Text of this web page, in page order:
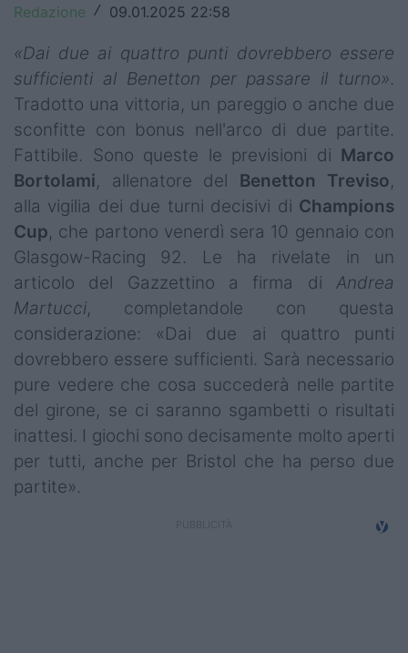
Rugby World Cup
Super Rugby
Rugby in TV
Mercato
Serie A Elite
Campionati
Serie A
Serie B
Serie C
Femminile
Giovanili
Redazione / 09.01.2025 22:58
«Dai due ai quattro punti dovrebbero essere
sufficienti al Benetton per passare il turno».
Tradotto una vittoria, un pareggio o anche due
sconfitte con bonus nell'arco di due partite.
Fattibile. Sono queste le previsioni di Marco
Bortolami, allenatore del Benetton Treviso,
alla vigilia dei due turni decisivi di Champions
Cup, che partono venerdì sera 10 gennaio con
Glasgow-Racing 92. Le ha rivelate in un
articolo del Gazzettino a firma di Andrea
Martucci, completandole con questa
considerazione: «Dai due ai quattro punti
dovrebbero essere sufficienti. Sarà necessario
pure vedere che cosa succederà nelle partite
del girone, se ci saranno sgambetti o risultati
inattesi. I giochi sono decisamente molto aperti
per tutti, anche per Bristol che ha perso due
partite».